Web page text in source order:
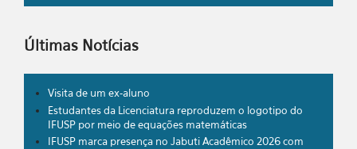
Últimas Notícias
Visita de um ex-aluno
Estudantes da Licenciatura reproduzem o logotipo do
IFUSP por meio de equações matemáticas
IFUSP marca presença no Jabuti Acadêmico 2026 com